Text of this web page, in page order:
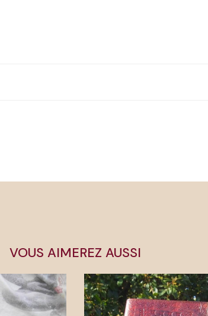
VOUS AIMEREZ AUSSI